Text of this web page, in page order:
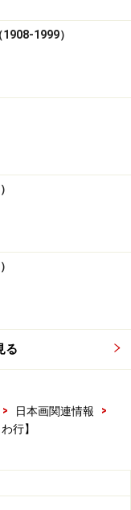
1999）
る
> 日本画関連情報
>
行】